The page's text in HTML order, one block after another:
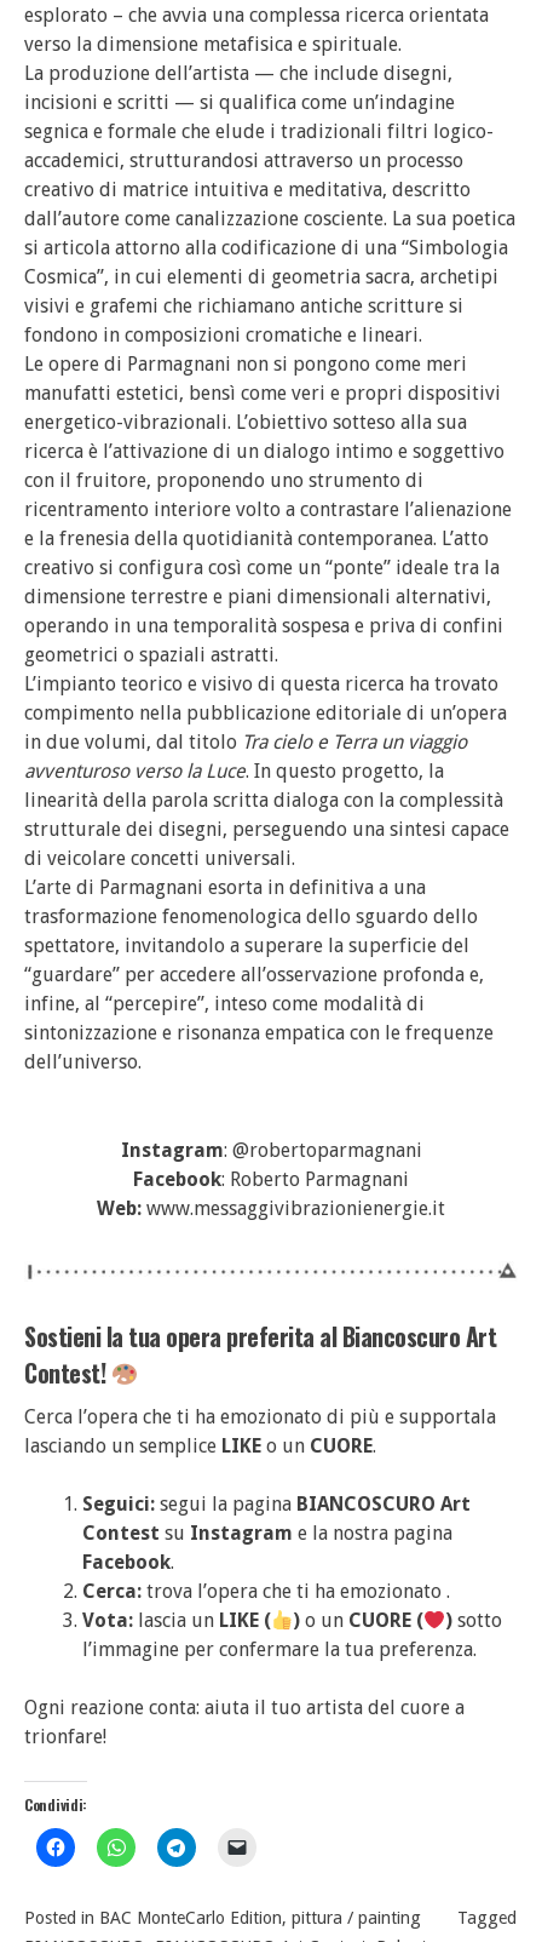
esplorato – che avvia una complessa ricerca orientata
verso la dimensione metafisica e spirituale.
La produzione dell’artista — che include disegni,
incisioni e scritti — si qualifica come un’indagine
segnica e formale che elude i tradizionali filtri logico-
accademici, strutturandosi attraverso un processo
creativo di matrice intuitiva e meditativa, descritto
dall’autore come canalizzazione cosciente. La sua poetica
si articola attorno alla codificazione di una “Simbologia
Cosmica”, in cui elementi di geometria sacra, archetipi
visivi e grafemi che richiamano antiche scritture si
fondono in composizioni cromatiche e lineari.
Le opere di Parmagnani non si pongono come meri
manufatti estetici, bensì come veri e propri dispositivi
energetico-vibrazionali. L’obiettivo sotteso alla sua
ricerca è l’attivazione di un dialogo intimo e soggettivo
con il fruitore, proponendo uno strumento di
ricentramento interiore volto a contrastare l’alienazione
e la frenesia della quotidianità contemporanea. L’atto
creativo si configura così come un “ponte” ideale tra la
dimensione terrestre e piani dimensionali alternativi,
operando in una temporalità sospesa e priva di confini
geometrici o spaziali astratti.
L’impianto teorico e visivo di questa ricerca ha trovato
compimento nella pubblicazione editoriale di un’opera
in due volumi, dal titolo Tra cielo e Terra un viaggio
avventuroso verso la Luce. In questo progetto, la
linearità della parola scritta dialoga con la complessità
strutturale dei disegni, perseguendo una sintesi capace
di veicolare concetti universali.
L’arte di Parmagnani esorta in definitiva a una
trasformazione fenomenologica dello sguardo dello
spettatore, invitandolo a superare la superficie del
“guardare” per accedere all’osservazione profonda e,
infine, al “percepire”, inteso come modalità di
sintonizzazione e risonanza empatica con le frequenze
dell’universo.
Instagram: @robertoparmagnani
Facebook: Roberto Parmagnani
Web: www.messaggivibrazionienergie.it
Sostieni la tua opera preferita al Biancoscuro Art
Contest!
Cerca l’opera che ti ha emozionato di più e supportala
lasciando un semplice LIKE o un CUORE.
Seguici: segui la pagina BIANCOSCURO Art
Contest su Instagram e la nostra pagina
Facebook.
Cerca: trova l’opera che ti ha emozionato .
Vota: lascia un LIKE ( ) o un CUORE ( ) sotto
l’immagine per confermare la tua preferenza.
Ogni reazione conta: aiuta il tuo artista del cuore a
trionfare!
Condividi:
Posted in BAC MonteCarlo Edition, pittura / painting
Tagged